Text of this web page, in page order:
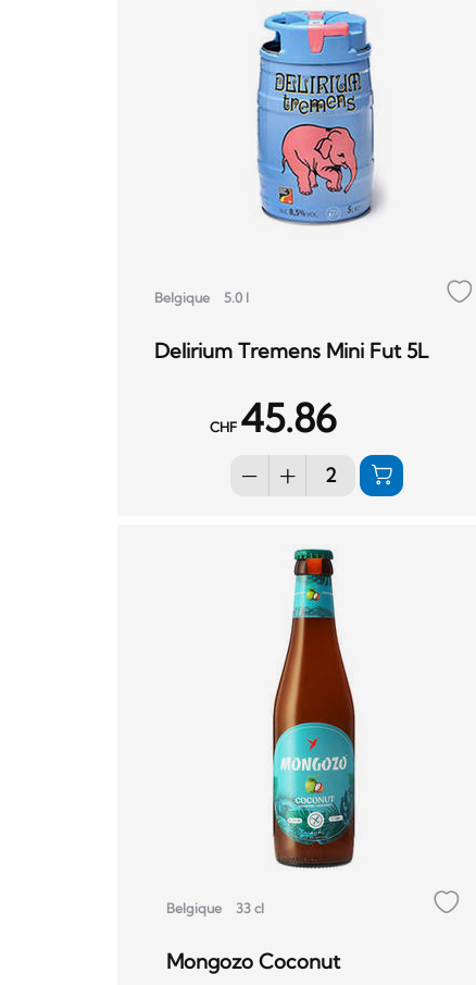
Belgique 5.0 l
Delirium Tremens Mini Fut 5L
CHF 45.86
Belgique 33 cl
Mongozo Coconut